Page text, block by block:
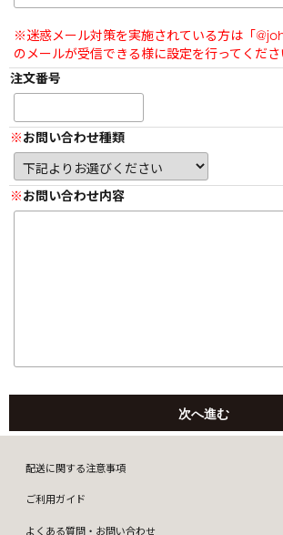
※迷惑メール対策を実施されている方は「
のメールが受信できる様に設定を行ってくださ
注文番号
お問い合わせ種類
お問い合わせ内容
配送に関する注意事項
ご利用ガイド
よくある質問・お問い合わせ